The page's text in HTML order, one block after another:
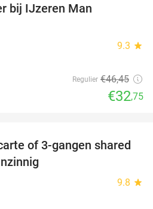
bij IJzeren Man
9.3 star
Regulier €46,45
€32,75
39%
of 3-gangen shared
9.8 star